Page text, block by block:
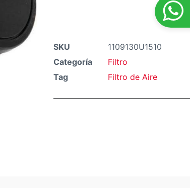
SKU
1109130U1510
Categoría
Filtro
Tag
Filtro de Aire